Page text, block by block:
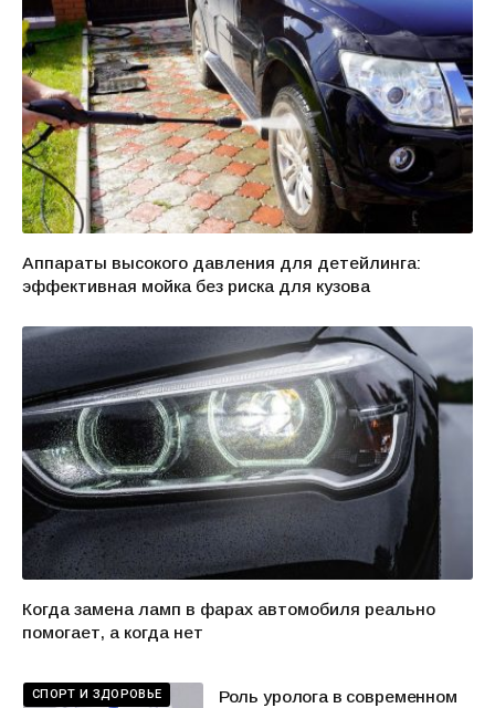
Аппараты высокого давления для детейлинга:
эффективная мойка без риска для кузова
Когда замена ламп в фарах автомобиля реально
помогает, а когда нет
СПОРТ И ЗДОРОВЬЕ
Роль уролога в современном